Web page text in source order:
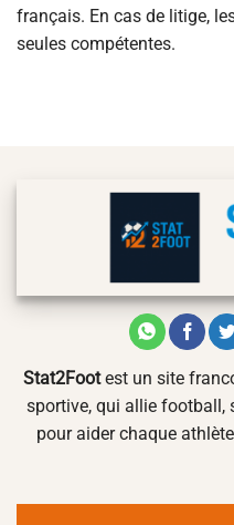
français. En cas de litige,
seules compétentes.
Stat2Footest un site
sportive, qui allie football,
pour aider chaque